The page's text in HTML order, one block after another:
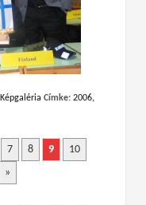
Képgaléria Címke: 2006,
7 8 9
10
»